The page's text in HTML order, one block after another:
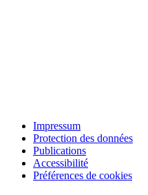
Impressum
Protection des données
Publications
Accessibilité
Préférences de cookies